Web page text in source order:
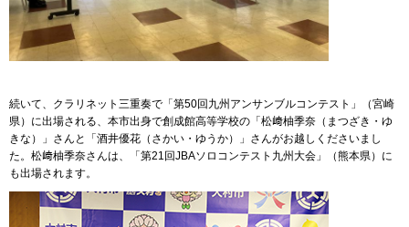
続いて、クラリネット三重奏で「第50回九州アンサンブルコンテスト」（宮崎
県）に出場される、本市出身で創成館高等学校の「松﨑柚季奈（まつざき・ゆ
きな）」さんと「酒井優花（さかい・ゆうか）」さんがお越しくださいまし
た。松﨑柚季奈さんは、「第21回JBAソロコンテスト九州大会」（熊本県）に
も出場されます。